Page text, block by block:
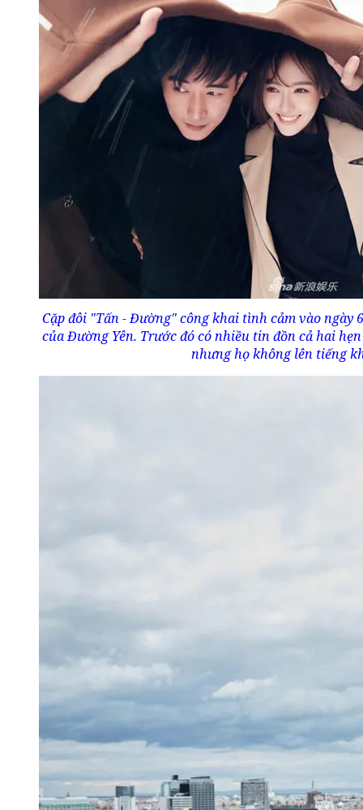
Cặp đôi "Tấn - Đường" công khai tình cảm vào ngày
của Đường Yên. Trước đó có nhiều tin đồn cả hai
nhưng họ không lên tiếng